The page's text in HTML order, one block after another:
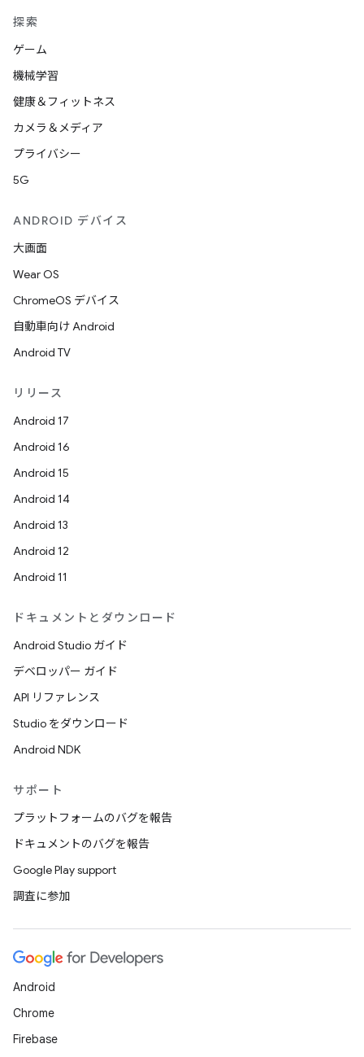
探索
ゲーム
機械学習
健康＆フィットネス
カメラ＆メディア
プライバシー
5G
ANDROID デバイス
大画面
Wear OS
ChromeOS デバイス
自動車向け Android
Android TV
リリース
Android 17
Android 16
Android 15
Android 14
Android 13
Android 12
Android 11
ドキュメントとダウンロード
Android Studio ガイド
デベロッパー ガイド
API リファレンス
Studio をダウンロード
Android NDK
サポート
プラットフォームのバグを報告
ドキュメントのバグを報告
Google Play support
調査に参加
Android
Chrome
Firebase